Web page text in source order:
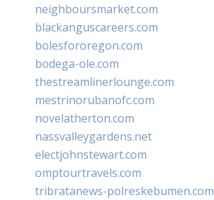
neighboursmarket.com
blackanguscareers.com
bolesfororegon.com
bodega-ole.com
thestreamlinerlounge.com
mestrinorubanofc.com
novelatherton.com
nassvalleygardens.net
electjohnstewart.com
omptourtravels.com
tribratanews-polreskebumen.com